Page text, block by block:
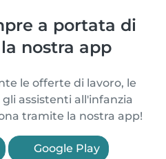
a portata di
nostra app
le offerte di lavoro, le
assistenti all'infanzia
tramite la nostra app!
Google Play